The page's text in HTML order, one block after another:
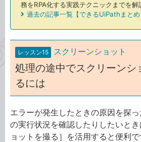
務をRPA化する実践テクニックまでを解
過去の記事一覧【できるUiPathまとめ
レッスン15 スクリーンショット
処理の途中でスクリーンシ
るには
エラーが発生したときの原因を探
の実行状況を確認したりしたいと
ョットを撮る］を活用すると便利で